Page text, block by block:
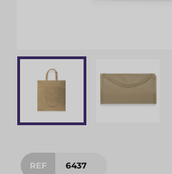
REF 6437